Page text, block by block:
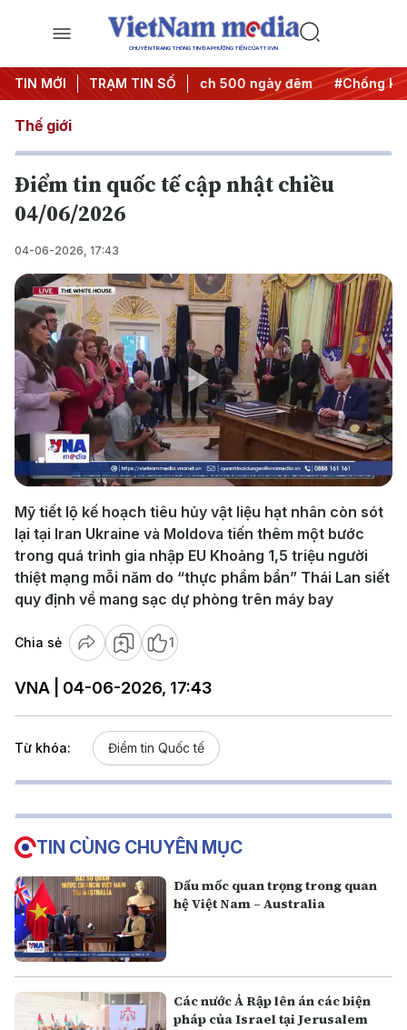
CHUYÊN TRANG THÔNG TIN ĐA PHƯƠNG TIỆN CỦA TTXVN
TIN MỚI TRẠM TIN SỐ
động #Chiến dịch 500 ngày đêm #Chống khai thác
Thế giới
Điểm tin quốc tế cập nhật chiều
04/06/2026
04-06-2026, 17:43
Play
Video
Mỹ tiết lộ kế hoạch tiêu hủy vật liệu hạt nhân còn sót
lại tại Iran Ukraine và Moldova tiến thêm một bước
trong quá trình gia nhập EU Khoảng 1,5 triệu người
thiệt mạng mỗi năm do “thực phẩm bẩn” Thái Lan siết
quy định về mang sạc dự phòng trên máy bay
Chia sẻ 1
VNA | 04-06-2026, 17:43
Từ khóa: Điểm tin Quốc tế
TIN CÙNG CHUYÊN MỤC
Dấu mốc quan trọng trong quan
hệ Việt Nam – Australia
Các nước Ả Rập lên án các biện
pháp của Israel tại Jerusalem